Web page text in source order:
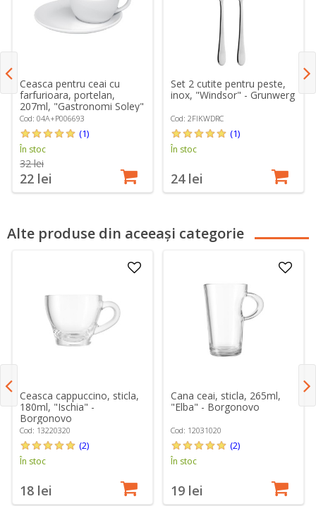
Ceasca pentru ceai cu
farfurioara, portelan,
207ml, "Gastronomi Soley"
- Porland
Cod: 04A+P006693
(1)
În stoc
32 lei
22 lei
Set 2 cutite pentru peste,
inox, "Windsor" - Grunwerg
Cod: 2FIKWDRC
(1)
În stoc
24 lei
Alte produse din aceeași categorie
Ceasca cappuccino, sticla,
180ml, "Ischia" -
Borgonovo
Cod: 13220320
(2)
În stoc
18 lei
Cana ceai, sticla, 265ml,
"Elba" - Borgonovo
Cod: 12031020
(2)
În stoc
19 lei